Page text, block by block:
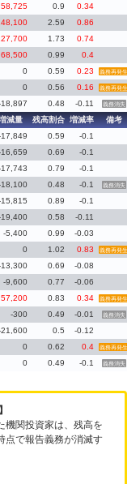
58,725 0.9 0.34
2.59 0.86
1.73 0.74
68,500 0.99 0.4
0 0.59 0.23 義務再発生
0 0.56 0.16 義務再発生
18,897 0.48 -0.11 義務消失
減量 残高割合 増減率 備考
17,849 0.59 -0.1
16,659 0.69 -0.1
17,743 0.79 -0.1
18,100 0.48 -0.1 義務消失
15,815 0.89 -0.1
19,400 0.58 -0.11
-5,400 0.99 -0.03
0 1.02 0.83 義務再発生
13,300 0.69 -0.08
-9,600 0.77 -0.06
57,200 0.83 0.34 義務再発生
-300 0.49 -0.01 義務消失
21,600 0.5 -0.12
0 0.62 0.4 義務再発生
0 0.49 -0.1 義務消失
機関投資家は、残高を
点で報告義務が消滅す